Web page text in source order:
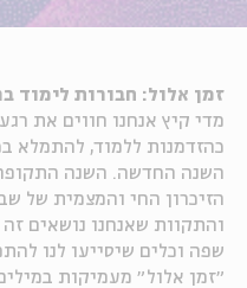
זמן אלול: חבורות לימוד
מדי קיץ אנחנו חווים את
כהזדמנות ללמוד, להתמלא
השנה החדשה. השנה
הזיכרון החי והמצמית של
והתקוות שאנחנו נושאים
שפה וכלים שיסייעו לנו
״זמן אלול״ מעמיקות